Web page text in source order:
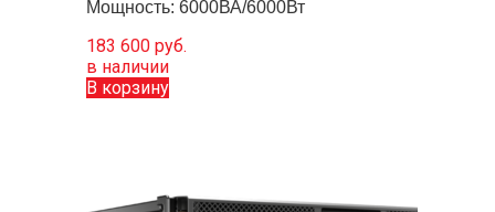
Мощность: 6000ВА/6000Вт
183 600 руб.
в наличии
В корзину